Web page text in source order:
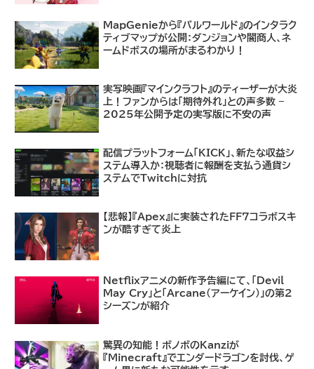
MapGenieから『パルワールド』のインタラク
ティブマップが公開：ダンジョンや闇商人、ネ
ームドボスの場所がまるわかり！
実写映画『マインクラフト』のティーザーが大炎
上！ファンからは「期待外れ」との声多数 –
2025年公開予定の実写版に不安の声
配信プラットフォーム「KICK」、新たな収益シ
ステム導入か：視聴者に報酬を支払う通貨シ
ステムでTwitchに対抗
【悲報】『Apex』に実装されたFF7コラボスキ
ンが酷すぎて炎上
Netflixアニメの新作予告編にて、「Devil
May Cry」と「Arcane（アーケイン）」の第2
シーズンが紹介
驚異の知能！ボノボのKanziが
『Minecraft』でエンダードラゴンを討伐、ゲ